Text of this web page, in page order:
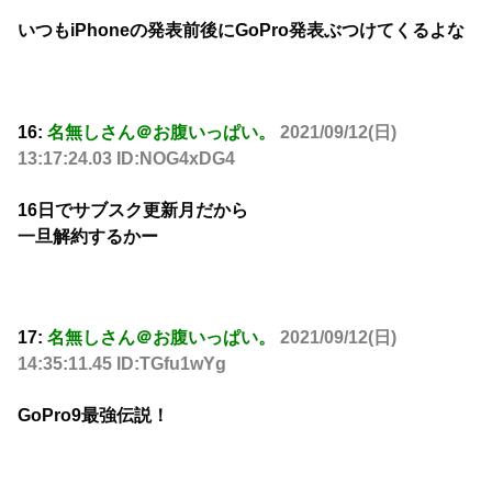
いつもiPhoneの発表前後にGoPro発表ぶつけてくるよな
16: 名無しさん＠お腹いっぱい。
2021/09/12(日)
13:17:24.03 ID:NOG4xDG4
16日でサブスク更新月だから
一旦解約するかー
17: 名無しさん＠お腹いっぱい。
2021/09/12(日)
14:35:11.45 ID:TGfu1wYg
GoPro9最強伝説！